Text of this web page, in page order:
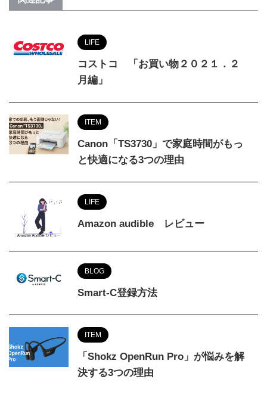
LIFE
コストコ 「お買い物２０２１．２
月編」
ITEM
Canon「TS3730」で家庭時間がもっ
と快適になる3つの理由
LIFE
Amazon audible レビュー
BLOG
Smart-C登録方法
ITEM
「Shokz OpenRun Pro」が悩みを解
決する3つの理由